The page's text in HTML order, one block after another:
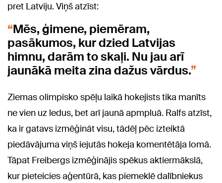
pret Latviju. Viņš atzīst:
Mēs, ģimene, piemēram,
pasākumos, kur dzied Latvijas
himnu, darām to skaļi. Nu jau arī
jaunākā meita zina dažus vārdus.
Ziemas olimpisko spēļu laikā hokejists tika manīts
ne vien uz ledus, bet arī jaunā apmpluā. Ralfs atzīst,
ka ir gatavs izmēģināt visu, tādēļ pēc izteiktā
piedāvājuma viņš iejutās hokeja komentētāja lomā.
Tāpat Freibergs izmēģinājis spēkus aktiermākslā,
kur pieteicies aģentūrā, kas piemeklē dalībniekus